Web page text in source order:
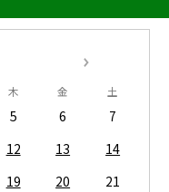
木 金 土
5 6
7
12 13
14
19 20
21